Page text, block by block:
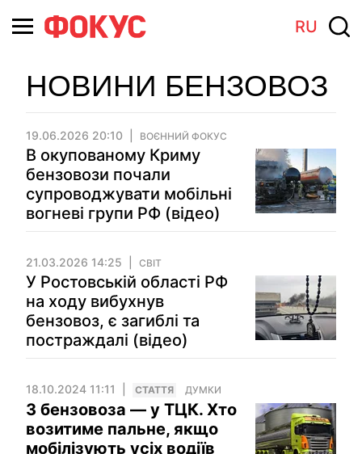
RU
НОВИНИ БЕНЗОВОЗ
19.06.2026 20:10 ВОЄННИЙ ФОКУС
В окупованому Криму
бензовози почали
супроводжувати мобільні
вогневі групи РФ (відео)
21.03.2026 14:25 СВІТ
У Ростовській області РФ
на ходу вибухнув
бензовоз, є загиблі та
постраждалі (відео)
18.10.2024 11:11 СТАТТЯ ДУМКИ
З бензовоза — у ТЦК. Хто
возитиме пальне, якщо
мобілізують усіх водіїв